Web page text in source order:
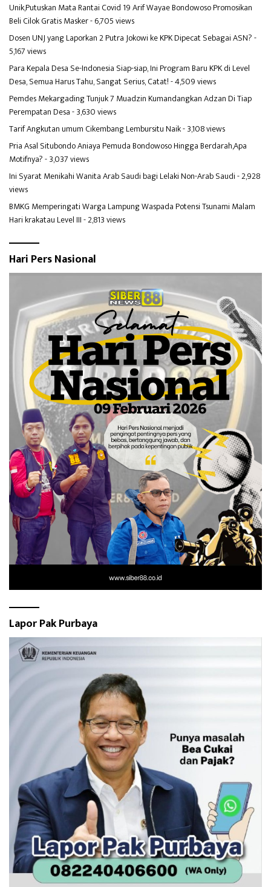
Unik,Putuskan Mata Rantai Covid 19 Arif Wayae Bondowoso Promosikan
Beli Cilok Gratis Masker- 6,705 views
Dosen UNJ yang Laporkan 2 Putra Jokowi ke KPK Dipecat Sebagai ASN?-
5,167 views
Para Kepala Desa Se-Indonesia Siap-siap, Ini Program Baru KPK di Level
Desa, Semua Harus Tahu, Sangat Serius, Catat!- 4,509 views
Pemdes Mekargading Tunjuk 7 Muadzin Kumandangkan Adzan Di Tiap
Perempatan Desa- 3,630 views
Tarif Angkutan umum Cikembang Lembursitu Naik- 3,108 views
Pria Asal Situbondo Aniaya Pemuda Bondowoso Hingga Berdarah,Apa
Motifnya?- 3,037 views
Ini Syarat Menikahi Wanita Arab Saudi bagi Lelaki Non-Arab Saudi- 2,928
views
BMKG Memperingati Warga Lampung Waspada Potensi Tsunami Malam
Hari krakatau Level III- 2,813 views
Hari Pers Nasional
Lapor Pak Purbaya